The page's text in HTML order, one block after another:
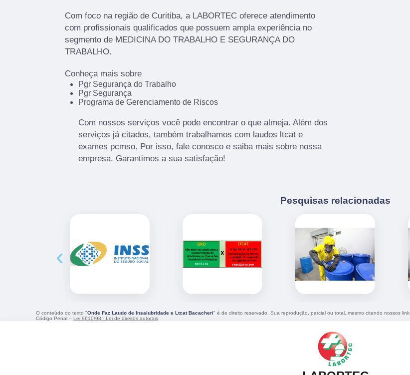
Com foco na região de Curitiba, a LABORTEC oferece atendimento
com profissionais qualificados que possuem ampla experiência no
segmento de MEDICINA DO TRABALHO E SEGURANÇA DO
TRABALHO.
Conheça mais sobre
Pgr Segurança do Trabalho
Pgr Segurança
Programa de Gerenciamento de Riscos
Com nossos serviços você pode encontrar o que almeja. Além dos
serviços já citados, também trabalhamos com laudos ltcat e
exames pcmso. Por isso, fale conosco e saiba mais sobre nossa
empresa. Garantimos a sua satisfação!
Pesquisas relacionadas
‹
O conteúdo do texto "Onde Faz Laudo de Insalubridade e Ltcat Bacacheri" é de direito reservado. Sua reprodução, parcial ou total, mesmo citando nossos
Código Penal – Lei 9610/98 - Lei de direitos autorais